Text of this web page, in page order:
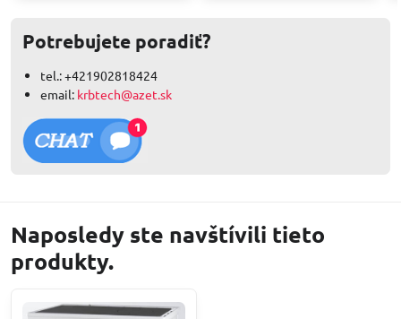
Potrebujete poradiť?
tel.: +421902818424
email: krbtech@azet.sk
Naposledy ste navštívili tieto
produkty.